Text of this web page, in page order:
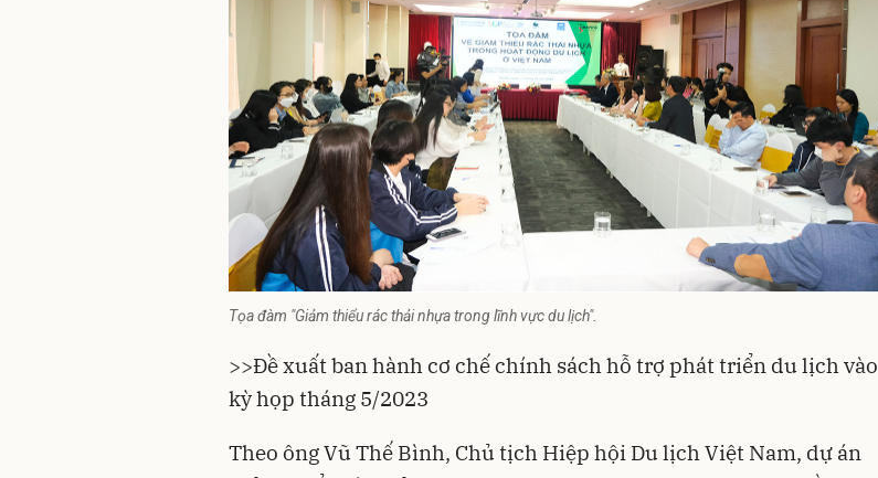
Tọa đàm "Giảm thiểu rác thải nhựa trong lĩnh vực du lịch".
>>Đề xuất ban hành cơ chế chính sách hỗ trợ phát triển du lịch vào
kỳ họp tháng 5/2023
Theo ông Vũ Thế Bình, Chủ tịch Hiệp hội Du lịch Việt Nam, dự án